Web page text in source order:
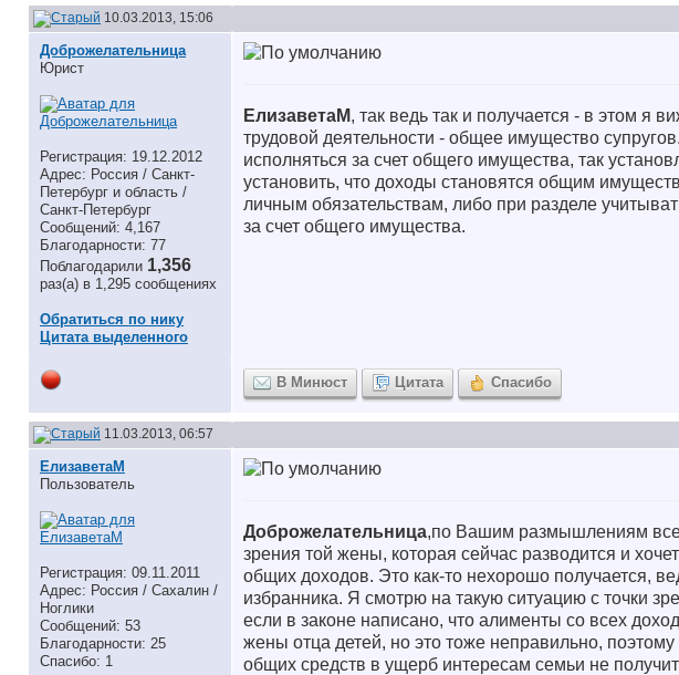
10.03.2013, 15:06
Доброжелательница
Юрист
Регистрация: 19.12.2012
Адрес: Россия / Санкт-
Петербург и область /
Санкт-Петербург
Сообщений: 4,167
Благодарности: 77
Поблагодарили 1,356
раз(а) в 1,295 сообщениях
Обратиться по нику
Цитата выделенного
ЕлизаветаМ, так ведь так и получается - в этом я
трудовой деятельности - общее имущество
исполняться за счет общего имущества, так
установить, что доходы становятся общим
личным обязательствам, либо при разделе
за счет общего имущества.
В Минюст Цитата Спасибо
11.03.2013, 06:57
ЕлизаветаМ
Пользователь
Регистрация: 09.11.2011
Адрес: Россия / Сахалин /
Ноглики
Сообщений: 53
Благодарности: 25
Спасибо: 1
Доброжелательница,по Вашим размышлениям все
зрения той жены, которая сейчас разводится и
общих доходов. Это как-то нехорошо получается,
избранника. Я смотрю на такую ситуацию с точки
если в законе написано, что алименты со всех
жены отца детей, но это тоже неправильно,
общих средств в ущерб интересам семьи не